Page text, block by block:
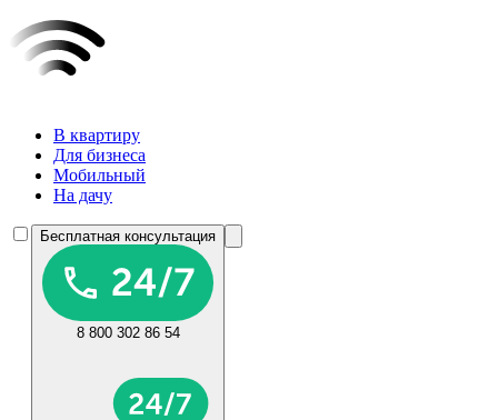
В квартиру
Для бизнеса
Мобильный
На дачу
Бесплатная консультация
8 800 302 86 54